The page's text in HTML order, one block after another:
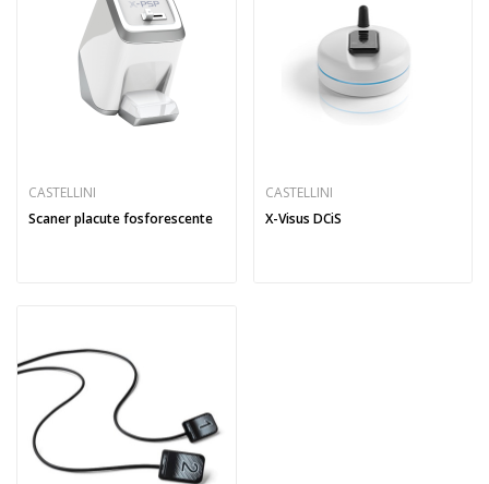
CASTELLINI
Scaner placute fosforescente
CASTELLINI
X-Visus DCiS